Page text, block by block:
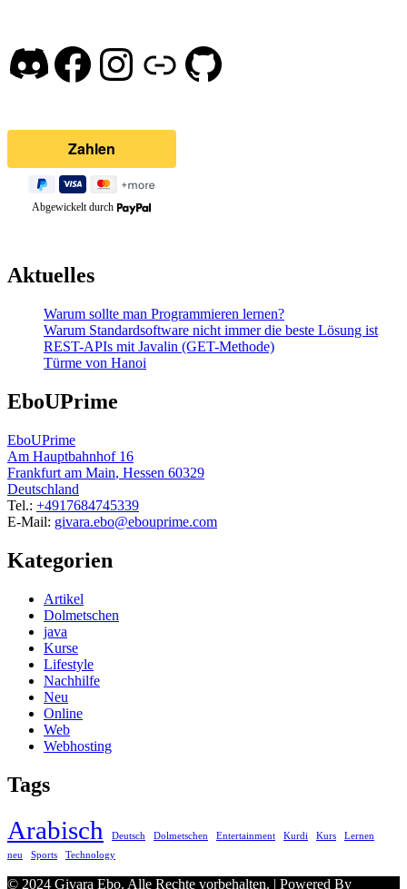
Discord
Facebook
Instagram
LinkGitHub
Abgewickelt durch
Aktuelles
Warum sollte man Programmieren lernen?
Warum Standardsoftware nicht immer die beste Lösung ist
REST-APIs mit Javalin (GET-Methode)
Türme von Hanoi
EboUPrime
EboUPrime
Am Hauptbahnhof 16
Frankfurt am Main, Hessen 60329
Deutschland
Tel.: +4917684745339
E-Mail: givara.ebo@ebouprime.com
Kategorien
Artikel
Dolmetschen
java
Kurse
Lifestyle
Nachhilfe
Neu
Online
Web
Webhosting
Tags
Arabisch Deutsch Dolmetschen Entertainment Kurdi Kurs
Lernen
neu
Sports Technology
© 2024 Givara Ebo. Alle Rechte vorbehalten. | Powered By